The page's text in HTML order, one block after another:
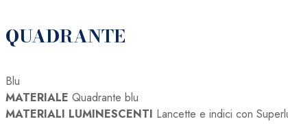
QUADRANTE
Blu
MATERIALE Quadrante blu
MATERIALI LUMINESCENTI Lancette e indici con